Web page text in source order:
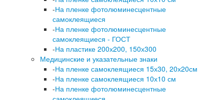
-На пленке фотолюминесцентные
самоклеящиеся
-На пленке фотолюминесцентные
самоклеящиеся - ГОСТ
-На пластике 200х200, 150х300
Медицинские и указательные знаки
-На пленке самоклеящиеся 15х30, 20х20см
-На пленке самоклеящиеся 10х10 см
-На пленке фотолюминесцентные